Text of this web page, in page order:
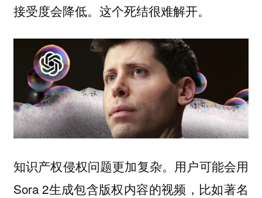
接受度会降低。这个死结很难解开。
知识产权侵权问题更加复杂。用户可能会用
Sora 2生成包含版权内容的视频，比如著名